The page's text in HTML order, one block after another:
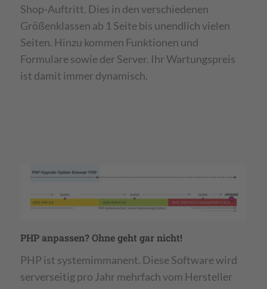
Shop-Auftritt. Dies in den verschiedenen
Größenklassen ab 1 Seite bis unendlich vielen
Seiten. Hinzu kommen Funktionen und
Formulare sowie der Server. Ihr Wartungspreis
ist damit immer dynamisch.
PHP anpassen? Ohne geht gar nicht!
PHP ist systemimmanent. Diese Software wird
serverseitig pro Jahr mehrfach vom Hersteller